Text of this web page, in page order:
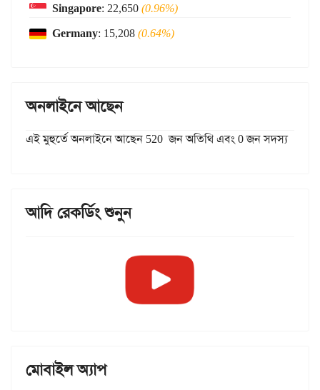
Singapore: 22,650(0.96%)
Germany: 15,208(0.64%)
অনলাইনে আছেন
এই মুহুর্তে অনলাইনে আছেন 520 জন অতিথি এবং 0 জন সদস্য
আদি রেকর্ডিং শুনুন
মোবাইল অ্যাপ